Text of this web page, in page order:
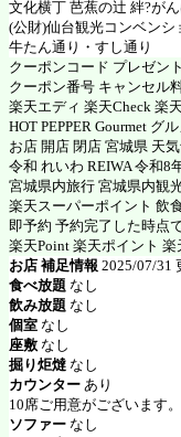
文化横丁 芭蕉の辻 絆?が
(公財)仙台観光コンベン
牛たん通り・すし通り
クーポンコード プレゼン
クーポン番号 キャンセル
楽天エディ 楽天Check 楽
HOT PEPPER Gourmet グ
お店 開店 閉店 宮城県 天
令和 れいわ REIWA 令和8
宮城県内旅行 宮城県内観
楽天スーパーポイント 飲
即予約 予約完了した時点
楽天Point 楽天ポイント 楽
お店 補足情報 2025/07/31
食べ放題 なし
飲み放題 なし
個室 なし
座敷 なし
掘り炬燵 なし
カウンター あり
10席ご用意がございます。
ソファー なし